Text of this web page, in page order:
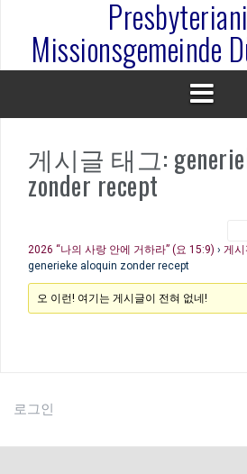
Missionsgemeinde
게시글 태그:
zonder recept
2026 “나의 사랑 안에 거하라” (요 15:9) › 게
generieke aloquin zonder recept
오 이런! 여기는 게시글이 전혀 없네!
로그인